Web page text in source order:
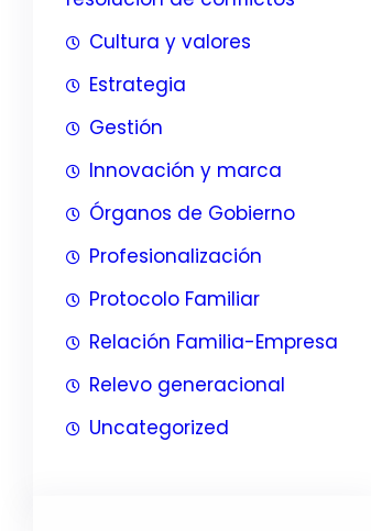
Cultura y valores
Estrategia
Gestión
Innovación y marca
Órganos de Gobierno
Profesionalización
Protocolo Familiar
Relación Familia-Empresa
Relevo generacional
Uncategorized